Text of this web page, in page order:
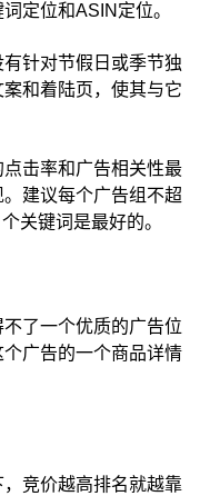
定位和ASIN定位。
针对节假日或季节独
和着陆页，使其与它
击率和广告相关性最
建议每个广告组不超
关键词是最好的。
了一个优质的广告位
广告的一个商品详情
竞价越高排名就越靠